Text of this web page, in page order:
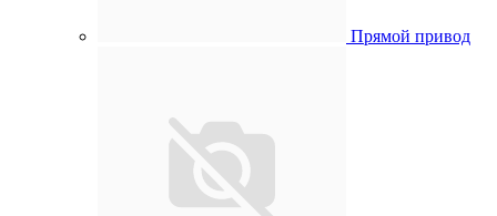
Прямой привод